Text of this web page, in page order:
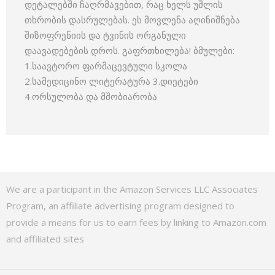
დეტალებში ჩაღრმავებით, რაც ხელს უშლის
თხრობის დასრულებას. ეს მოვლენა აღინიშნება
შიზოფრენიის და ტვინის ორგანული
დაავადებების დროს. გაფრთხილება! ბმულები:
1.საავტორო ფარმაცევტული სკოლა
2.სამედიცინო ლიტერატურა 3.დიეტები
4.ორსულობა და მშობიარობა
We are a participant in the Amazon Services LLC Associates
Program, an affiliate advertising program designed to
provide a means for us to earn fees by linking to Amazon.com
and affiliated sites